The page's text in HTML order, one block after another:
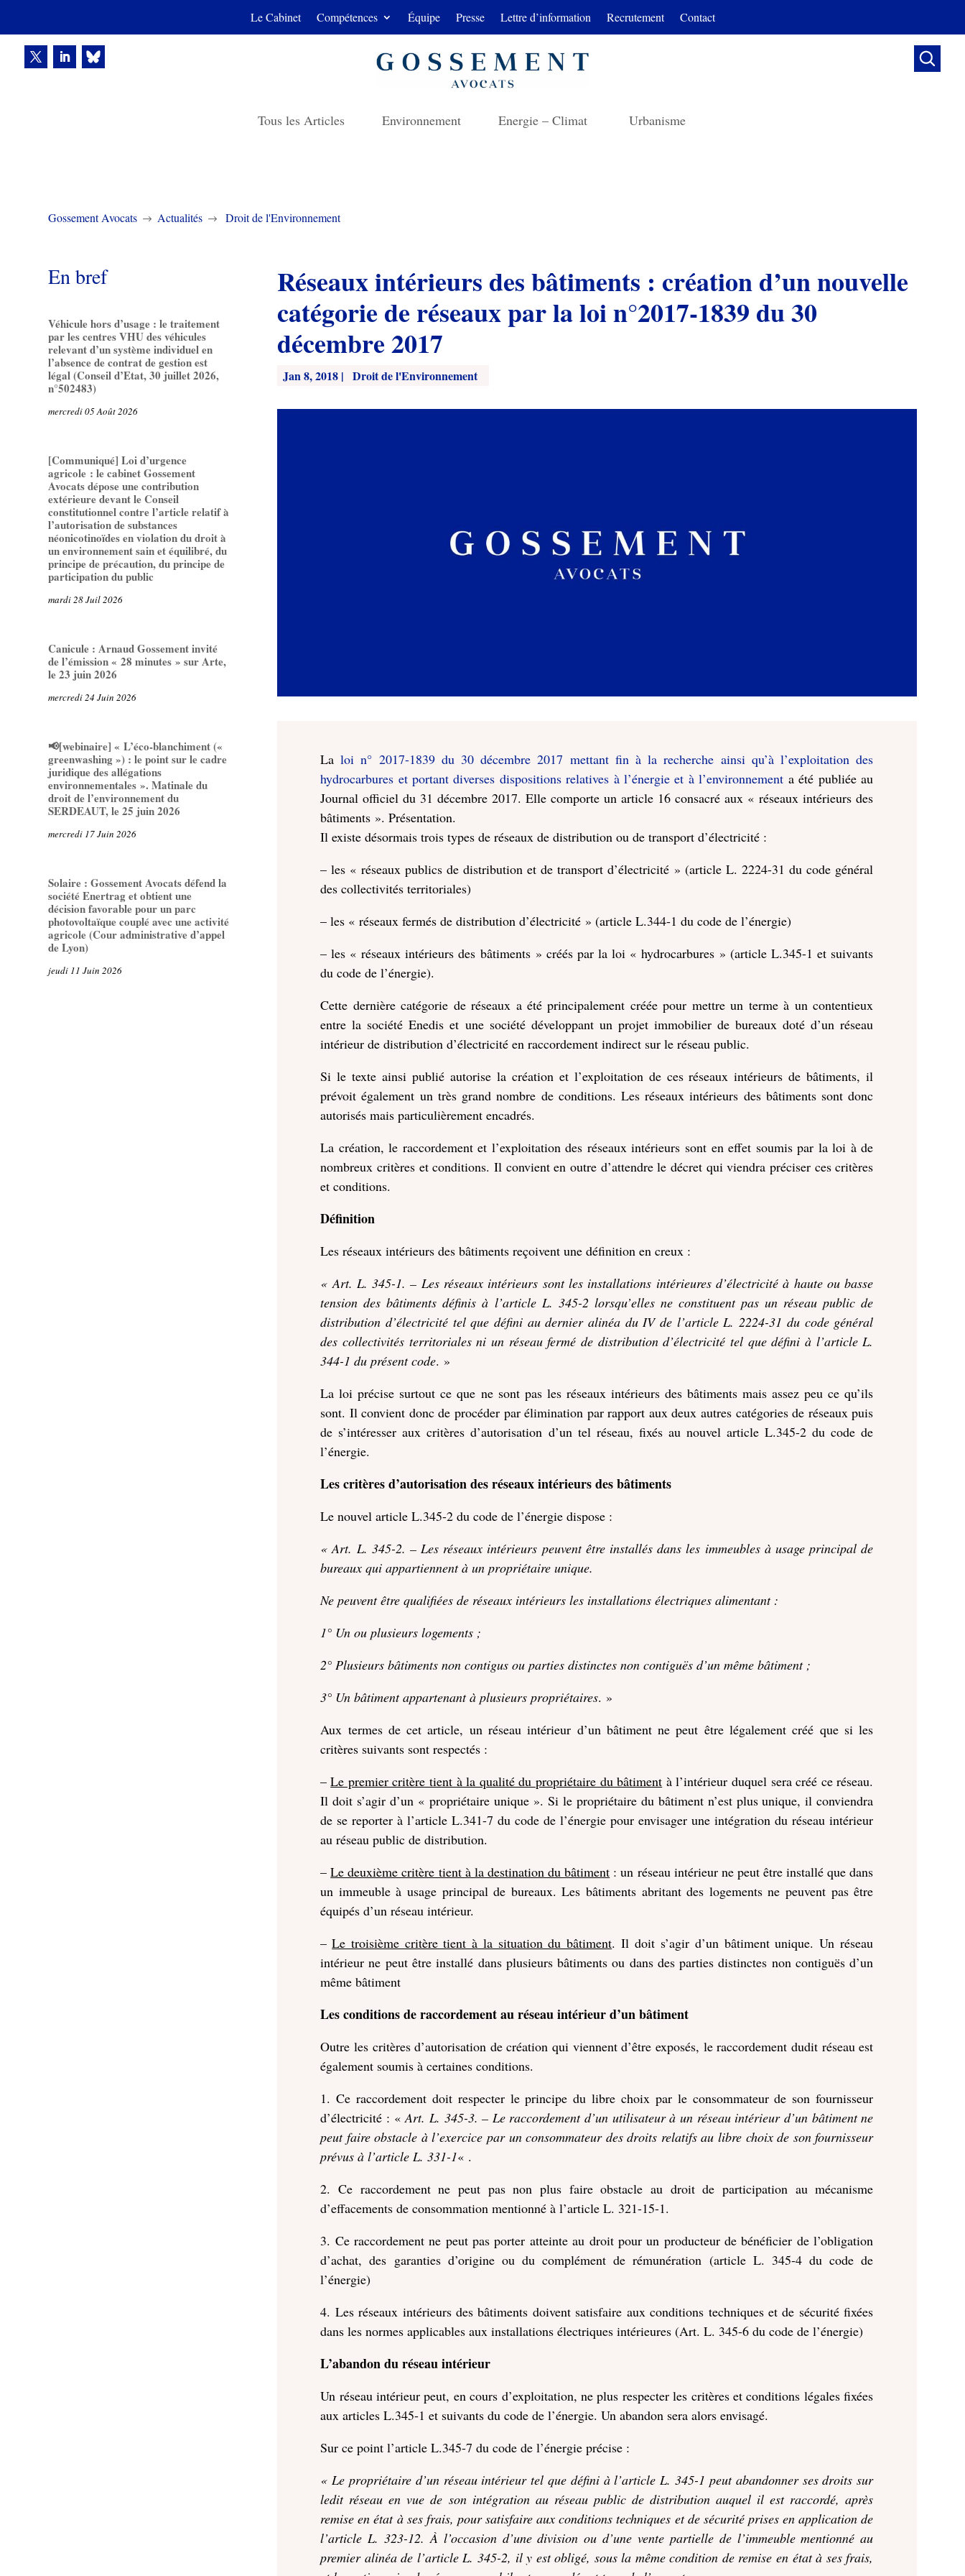
Le Cabinet Compétences Équipe Presse Lettre d’information Recrutement Contact

Tous les Articles Environnement Energie – Climat Urbanisme
Gossement Avocats $ Actualités $ Droit de l'Environnement
En bref
Véhicule hors d’usage : le traitement
par les centres VHU des véhicules
relevant d’un système individuel en
l’absence de contrat de gestion est
légal (Conseil d’Etat, 30 juillet 2026,
n°502483)
mercredi 05 Août 2026
[Communiqué] Loi d’urgence
agricole : le cabinet Gossement
Avocats dépose une contribution
extérieure devant le Conseil
constitutionnel contre l’article relatif à
l’autorisation de substances
néonicotinoïdes en violation du droit à
un environnement sain et équilibré, du
principe de précaution, du principe de
participation du public
mardi 28 Juil 2026
Canicule : Arnaud Gossement invité
de l’émission « 28 minutes » sur Arte,
le 23 juin 2026
mercredi 24 Juin 2026
📢[webinaire] « L’éco-blanchiment («
greenwashing ») : le point sur le cadre
juridique des allégations
environnementales ». Matinale du
droit de l’environnement du
SERDEAUT, le 25 juin 2026
mercredi 17 Juin 2026
Solaire : Gossement Avocats défend la
société Enertrag et obtient une
décision favorable pour un parc
photovoltaïque couplé avec une activité
agricole (Cour administrative d’appel
de Lyon)
jeudi 11 Juin 2026
Réseaux intérieurs des bâtiments : création d’un nouvelle
catégorie de réseaux par la loi n°2017-1839 du 30
décembre 2017
Jan 8, 2018 | Droit de l'Environnement
Laloi n° 2017-1839 du 30 décembre 2017 mettant fin à la recherche ainsi qu’à l’exploitation des
hydrocarbures et portant diverses dispositions relatives à l’énergie et à l’environnement a été publiée au
Journal officiel du 31 décembre 2017. Elle comporte un article 16 consacré aux « réseaux intérieurs des
bâtiments ». Présentation.
Il existe désormais trois types de réseaux de distribution ou de transport d’électricité :
– les « réseaux publics de distribution et de transport d’électricité » (article L. 2224-31 du code général
des collectivités territoriales)
– les « réseaux fermés de distribution d’électricité » (article L.344-1 du code de l’énergie)
– les « réseaux intérieurs des bâtiments » créés par la loi « hydrocarbures » (article L.345-1 et suivants
du code de l’énergie).
Cette dernière catégorie de réseaux a été principalement créée pour mettre un terme à un contentieux
entre la société Enedis et une société développant un projet immobilier de bureaux doté d’un réseau
intérieur de distribution d’électricité en raccordement indirect sur le réseau public.
Si le texte ainsi publié autorise la création et l’exploitation de ces réseaux intérieurs de bâtiments, il
prévoit également un très grand nombre de conditions. Les réseaux intérieurs des bâtiments sont donc
autorisés mais particulièrement encadrés.
La création, le raccordement et l’exploitation des réseaux intérieurs sont en effet soumis par la loi à de
nombreux critères et conditions. Il convient en outre d’attendre le décret qui viendra préciser ces critères
et conditions.
Définition
Les réseaux intérieurs des bâtiments reçoivent une définition en creux :
« Art. L. 345-1. – Les réseaux intérieurs sont les installations intérieures d’électricité à haute ou basse
tension des bâtiments définis à l’article L. 345-2 lorsqu’elles ne constituent pas un réseau public de
distribution d’électricité tel que défini au dernier alinéa du IV de l’article L. 2224-31 du code général
des collectivités territoriales ni un réseau fermé de distribution d’électricité tel que défini à l’article L.
344-1 du présent code. »
La loi précise surtout ce que ne sont pas les réseaux intérieurs des bâtiments mais assez peu ce qu’ils
sont. Il convient donc de procéder par élimination par rapport aux deux autres catégories de réseaux puis
de s’intéresser aux critères d’autorisation d’un tel réseau, fixés au nouvel article L.345-2 du code de
l’énergie.
Les critères d’autorisation des réseaux intérieurs des bâtiments
Le nouvel article L.345-2 du code de l’énergie dispose :
« Art. L. 345-2. – Les réseaux intérieurs peuvent être installés dans les immeubles à usage principal de
bureaux qui appartiennent à un propriétaire unique.
Ne peuvent être qualifiées de réseaux intérieurs les installations électriques alimentant :
1° Un ou plusieurs logements ;
2° Plusieurs bâtiments non contigus ou parties distinctes non contiguës d’un même bâtiment ;
3° Un bâtiment appartenant à plusieurs propriétaires. »
Aux termes de cet article, un réseau intérieur d’un bâtiment ne peut être légalement créé que si les
critères suivants sont respectés :
–Le premier critère tient à la qualité du propriétaire du bâtiment à l’intérieur duquel sera créé ce réseau.
Il doit s’agir d’un « propriétaire unique ». Si le propriétaire du bâtiment n’est plus unique, il conviendra
de se reporter à l’article L.341-7 du code de l’énergie pour envisager une intégration du réseau intérieur
au réseau public de distribution.
–Le deuxième critère tient à la destination du bâtiment : un réseau intérieur ne peut être installé que dans
un immeuble à usage principal de bureaux. Les bâtiments abritant des logements ne peuvent pas être
équipés d’un réseau intérieur.
–Le troisième critère tient à la situation du bâtiment. Il doit s’agir d’un bâtiment unique. Un réseau
intérieur ne peut être installé dans plusieurs bâtiments ou dans des parties distinctes non contiguës d’un
même bâtiment
Les conditions de raccordement au réseau intérieur d’un bâtiment
Outre les critères d’autorisation de création qui viennent d’être exposés, le raccordement dudit réseau est
également soumis à certaines conditions.
1. Ce raccordement doit respecter le principe du libre choix par le consommateur de son fournisseur
d’électricité : «Art. L. 345-3. – Le raccordement d’un utilisateur à un réseau intérieur d’un bâtiment ne
peut faire obstacle à l’exercice par un consommateur des droits relatifs au libre choix de son fournisseur
prévus à l’article L. 331-1« .
2. Ce raccordement ne peut pas non plus faire obstacle au droit de participation au mécanisme
d’effacements de consommation mentionné à l’article L. 321-15-1.
3. Ce raccordement ne peut pas porter atteinte au droit pour un producteur de bénéficier de l’obligation
d’achat, des garanties d’origine ou du complément de rémunération (article L. 345-4 du code de
l’énergie)
4. Les réseaux intérieurs des bâtiments doivent satisfaire aux conditions techniques et de sécurité fixées
dans les normes applicables aux installations électriques intérieures (Art. L. 345-6 du code de l’énergie)
L’abandon du réseau intérieur
Un réseau intérieur peut, en cours d’exploitation, ne plus respecter les critères et conditions légales fixées
aux articles L.345-1 et suivants du code de l’énergie. Un abandon sera alors envisagé.
Sur ce point l’article L.345-7 du code de l’énergie précise :
« Le propriétaire d’un réseau intérieur tel que défini à l’article L. 345-1 peut abandonner ses droits sur
ledit réseau en vue de son intégration au réseau public de distribution auquel il est raccordé, après
remise en état à ses frais, pour satisfaire aux conditions techniques et de sécurité prises en application de
l’article L. 323-12. À l’occasion d’une division ou d’une vente partielle de l’immeuble mentionné au
premier alinéa de l’article L. 345-2, il y est obligé, sous la même condition de remise en état à ses frais,